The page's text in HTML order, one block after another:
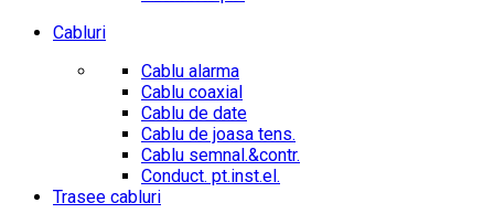
Cabluri
Cablu alarma
Cablu coaxial
Cablu de date
Cablu de joasa tens.
Cablu semnal.&contr.
Conduct. pt.inst.el.
Trasee cabluri